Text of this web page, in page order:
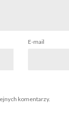
E-mail
komentarzy.